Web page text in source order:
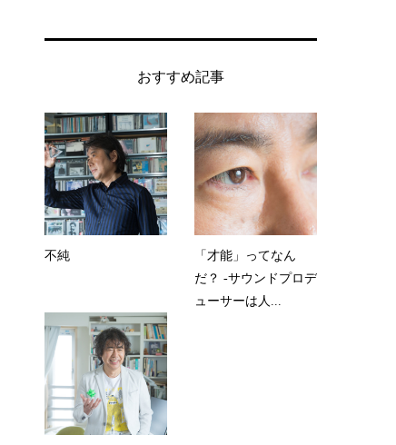
おすすめ記事
不純
「才能」ってなん
だ？ -サウンドプロデ
ューサーは人...